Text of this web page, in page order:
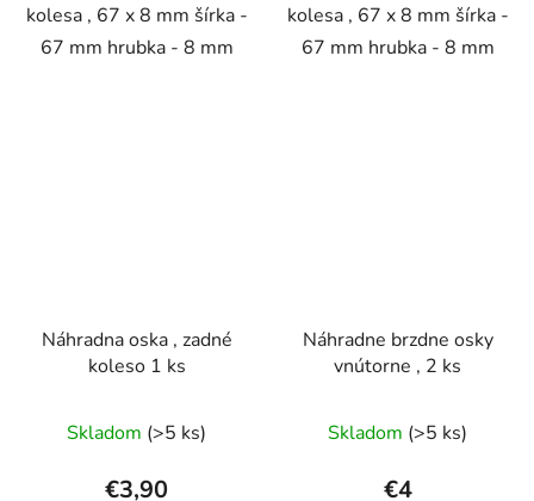
kolesa , 67 x 8 mm šírka -
67 mm hrubka - 8 mm
kolesa , 67 x 8 mm šírka -
67 mm hrubka - 8 mm
Náhradna oska , zadné
koleso 1 ks
Skladom (>5 ks)
€3,90
Náhradne brzdne osky
vnútorne , 2 ks
Skladom (>5 ks)
€4